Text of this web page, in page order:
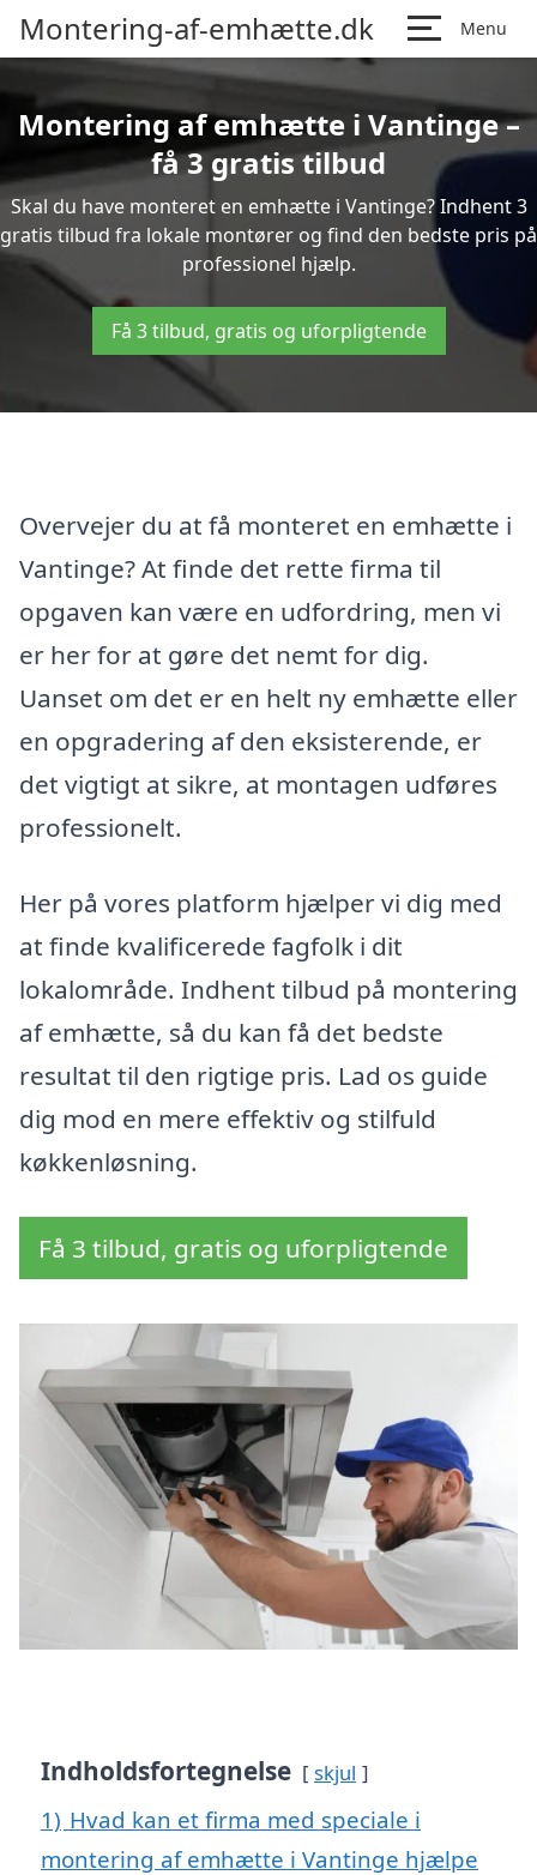
Montering-af-emhætte.dk Menu
Montering af emhætte i Vantinge –
få 3 gratis tilbud
Skal du have monteret en emhætte i Vantinge? Indhent 3
gratis tilbud fra lokale montører og find den bedste pris på
professionel hjælp.
Få 3 tilbud, gratis og uforpligtende
Overvejer du at få monteret en emhætte i
Vantinge? At finde det rette firma til
opgaven kan være en udfordring, men vi
er her for at gøre det nemt for dig.
Uanset om det er en helt ny emhætte eller
en opgradering af den eksisterende, er
det vigtigt at sikre, at montagen udføres
professionelt.
Her på vores platform hjælper vi dig med
at finde kvalificerede fagfolk i dit
lokalområde. Indhent tilbud på montering
af emhætte, så du kan få det bedste
resultat til den rigtige pris. Lad os guide
dig mod en mere effektiv og stilfuld
køkkenløsning.
Få 3 tilbud, gratis og uforpligtende
Indholdsfortegnelse skjul
1) Hvad kan et firma med speciale i
montering af emhætte i Vantinge hjælpe